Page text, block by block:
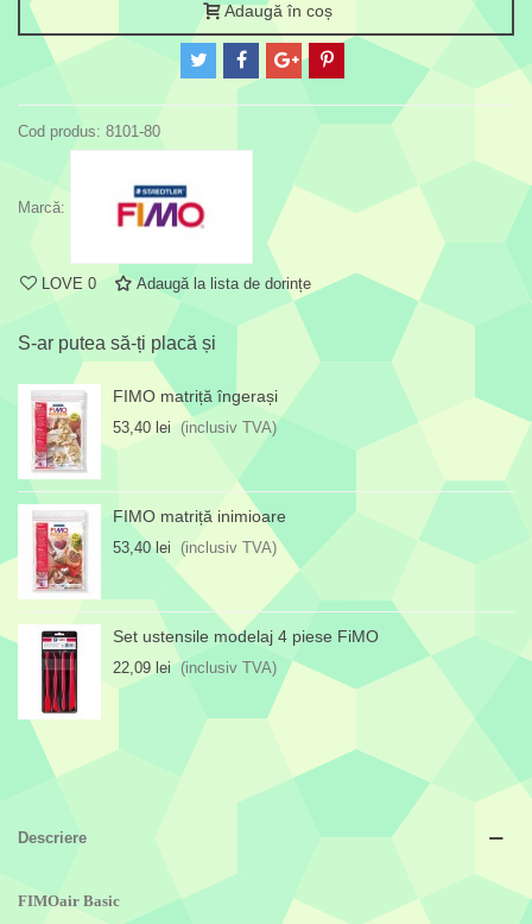
Adaugă în coș
Cod produs: 8101-80
Marcă:
LOVE 0 Adaugă la lista de dorințe
S-ar putea să-ți placă și
FIMO matriță îngerași
53,40 lei (inclusiv TVA)
FIMO matriță inimioare
53,40 lei (inclusiv TVA)
Set ustensile modelaj 4 piese FiMO
22,09 lei (inclusiv TVA)
Descriere
FIMOair Basic